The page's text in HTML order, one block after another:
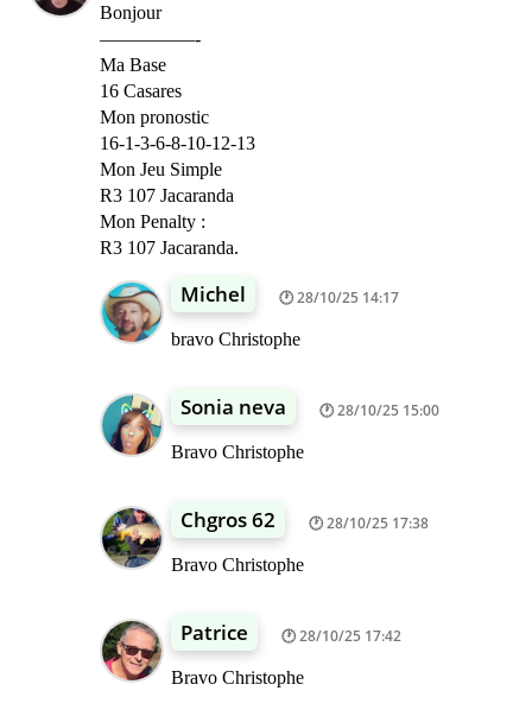
Bonjour
—————-
Ma Base
16 Casares
Mon pronostic
16-1-3-6-8-10-12-13
Mon Jeu Simple
R3 107 Jacaranda
Mon Penalty :
R3 107 Jacaranda.
Michel 28/10/25 14:17
bravo Christophe
Sonia neva 28/10/25 15:00
Bravo Christophe
Chgros 62 28/10/25 17:38
Bravo Christophe
Patrice 28/10/25 17:42
Bravo Christophe